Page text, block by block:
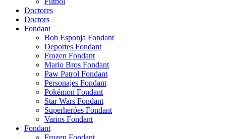
Doctores
Doctors
Fondant
Bob Esponja Fondant
Deportes Fondant
Frozen Fondant
Mario Bros Fondant
Paw Patrol Fondant
Personajes Fondant
Pokémon Fondant
Star Wars Fondant
Superheróes Fondant
Varios Fondant
Fondant
Frozen Fondant